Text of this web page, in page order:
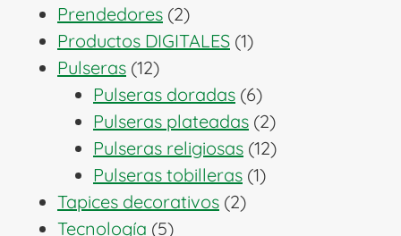
producto
Prendedores 22
productos
Productos DIGITALES 11
Pulseras 1212
productos
Pulseras doradas 66
productos
Pulseras plateadas 22
productos
Pulseras religiosas 1212
Pulseras tobilleras 11
Tapices decorativos 22
Tecnología 55